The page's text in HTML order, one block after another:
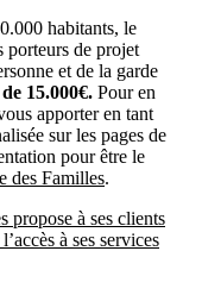
habitants, le
porteurs de projet
et de la garde
15.000€. Pour en
apporter en tant
sur les pages de
pour être le
des Familles.
propose à ses clients
à ses services